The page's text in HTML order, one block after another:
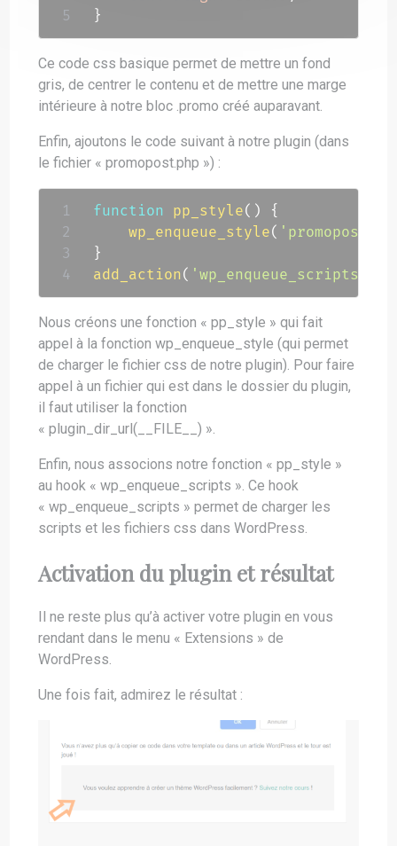
}
Ce code css basique permet de mettre un fond
gris, de centrer le contenu et de mettre une marge
intérieure à notre bloc .promo créé auparavant.
Enfin, ajoutons le code suivant à notre plugin (dans
le fichier « promopost.php ») :
function pp_style( )
{
wp_enqueue_style( 'promopost'
}
add_action ( 'wp_enqueue_scripts'
Nous créons une fonction « pp_style » qui fait
appel à la fonction wp_enqueue_style (qui permet
de charger le fichier css de notre plugin). Pour faire
appel à un fichier qui est dans le dossier du plugin,
il faut utiliser la fonction
« plugin_dir_url(__FILE__) ».
Enfin, nous associons notre fonction « pp_style »
au hook « wp_enqueue_scripts ». Ce hook
« wp_enqueue_scripts » permet de charger les
scripts et les fichiers css dans WordPress.
Activation du plugin et résultat
Il ne reste plus qu’à activer votre plugin en vous
rendant dans le menu « Extensions » de
WordPress.
Une fois fait, admirez le résultat :